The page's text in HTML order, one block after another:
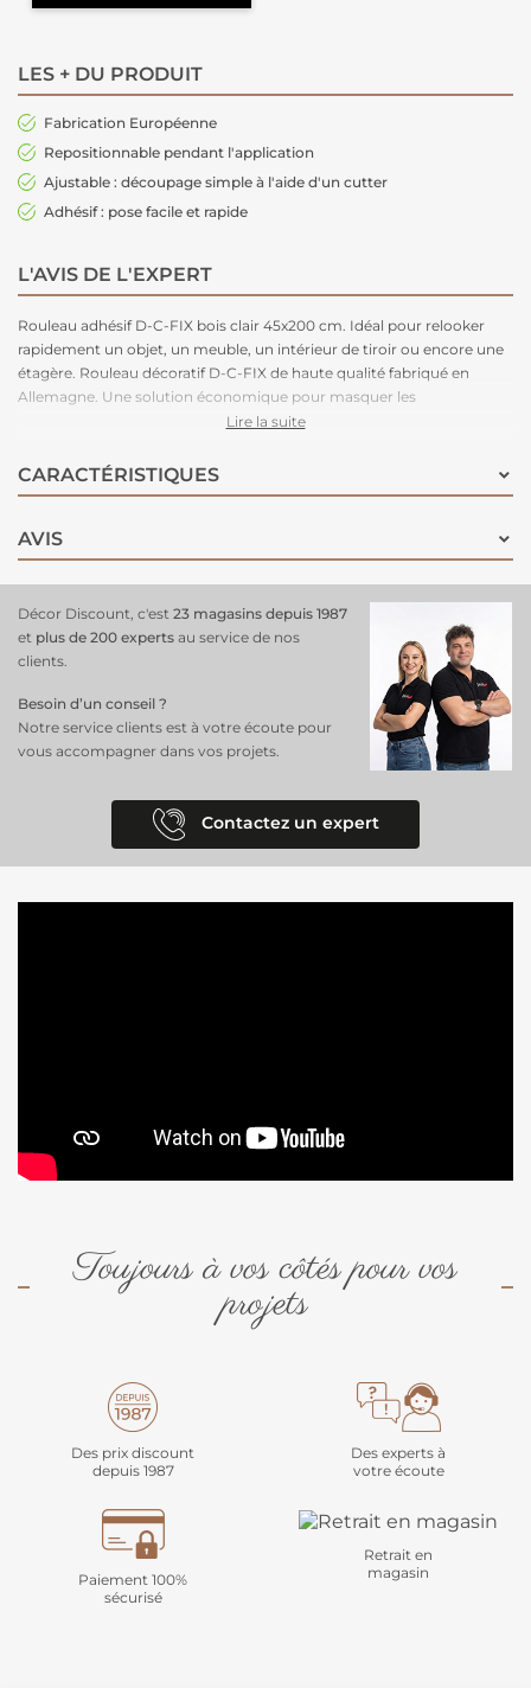
LES + DU PRODUIT
Fabrication Européenne
Repositionnable pendant l'application
Ajustable : découpage simple à l'aide d'un cutter
Adhésif : pose facile et rapide
L'AVIS DE L'EXPERT
Rouleau adhésif D-C-FIX bois clair 45x200 cm. Idéal pour relooker
rapidement un objet, un meuble, un intérieur de tiroir ou encore une
étagère. Rouleau décoratif D-C-FIX de haute qualité fabriqué en
Allemagne. Une solution économique pour masquer les
imperfections et relooker rapidement une surface.
Lire la suite
CARACTÉRISTIQUES
AVIS
Décor Discount, c'est 23 magasins depuis 1987
et plus de 200 experts au service de nos
clients.
Besoin d’un conseil ?
Notre service clients est à votre écoute pour
vous accompagner dans vos projets.
Contactez un expert
Toujours à vos côtés pour vos
projets
Des prix discount
depuis 1987
Des experts à
votre écoute
Paiement 100%
sécurisé
Retrait en
magasin